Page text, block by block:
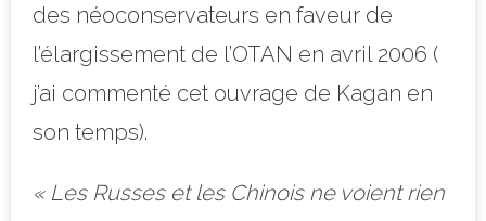
des néoconservateurs en faveur de
l’élargissement de l’OTAN en avril 2006 (
j’ai commenté cet ouvrage de Kagan en
son temps).
« Les Russes et les Chinois ne voient rien